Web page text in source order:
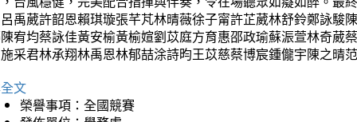
禹葳許韶恩賴琪璇張芊芃林晴薇徐子甯許芷葳林舒鈴鄭詠駿
宥均蔡詠佳黃安榆黃榆媗劉苡庭方育惠邵政瑜蘇浱萱林奇葳
采君林承翔林禹恩林郁喆涂詩昀王苡慈蔡博宸鍾儱宇陳之晴
文
榮譽事項：全國競賽